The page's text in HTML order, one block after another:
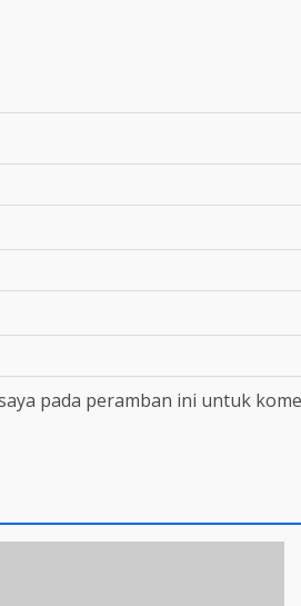
pada peramban ini untuk